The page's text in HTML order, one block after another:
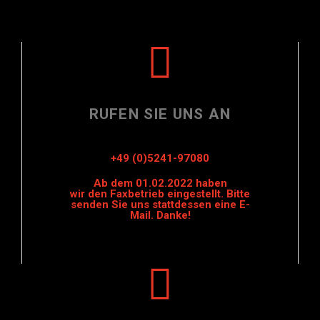
RUFEN SIE UNS AN
+49 (0)5241-97080
Ab dem 01.02.2022 haben
wir den Faxbetrieb eingestellt. Bitte
senden Sie uns stattdessen eine E-
Mail. Danke!